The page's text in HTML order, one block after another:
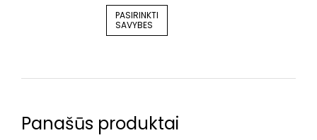
PASIRINKTI
SAVYBES
Panašūs produktai